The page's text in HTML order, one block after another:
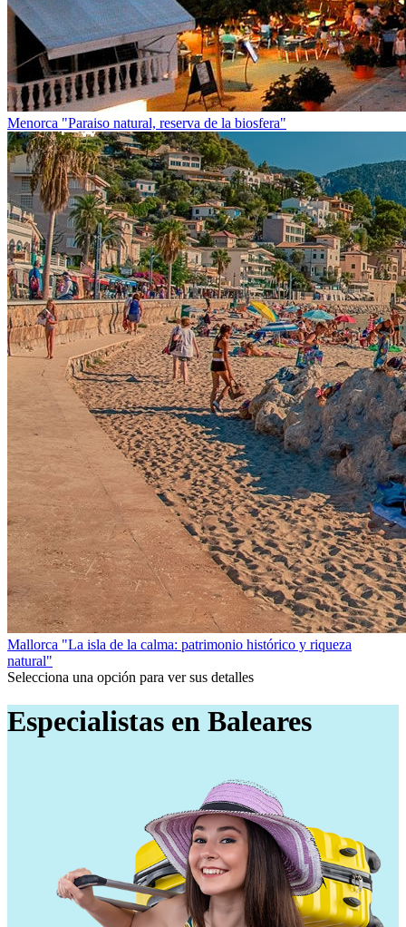
Menorca "Paraiso natural, reserva de la biosfera"
Mallorca "La isla de la calma: patrimonio histórico y riqueza
natural"
Selecciona una opción para ver sus detalles
Especialistas en Baleares